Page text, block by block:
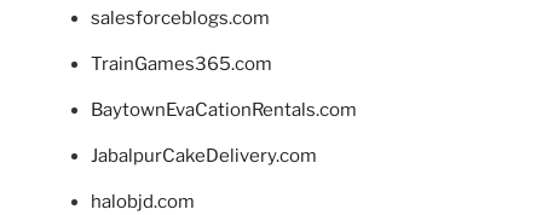
salesforceblogs.com
TrainGames365.com
BaytownEvaCationRentals.com
JabalpurCakeDelivery.com
halobjd.com